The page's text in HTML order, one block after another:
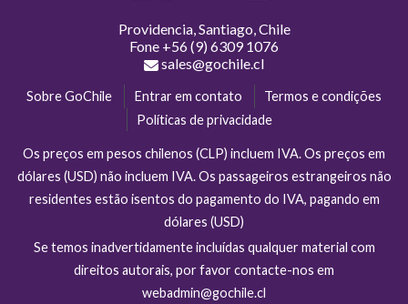
Providencia, Santiago, Chile
Fone +56 (9) 6309 1076
sales@gochile.cl
Sobre GoChile Entrar em contato
Termos e condições
Políticas de privacidade
Os preços em pesos chilenos (CLP) incluem IVA. Os preços em
dólares (USD) não incluem IVA. Os passageiros estrangeiros não
residentes estão isentos do pagamento do IVA, pagando em
dólares (USD)
Se temos inadvertidamente incluídas qualquer material com
direitos autorais, por favor contacte-nos em
webadmin@gochile.cl